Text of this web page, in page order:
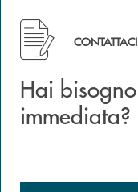
Hai bisogno di
CONTATTACI
Hai
immediata?